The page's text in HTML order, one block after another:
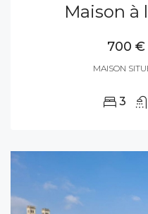
Maison à
700 €
MAISON
3